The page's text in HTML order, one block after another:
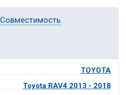
Совместимость
TOYOTA
Toyota RAV4 2013 - 2018